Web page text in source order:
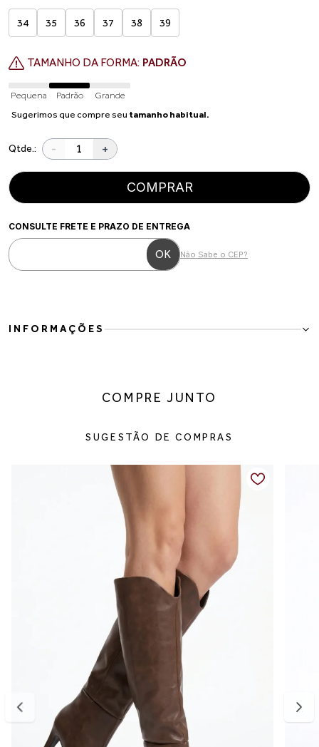
34 35 36 37 38 39
TAMANHO DA FORMA: PADRÃO
Pequena Padrão
Grande
Sugerimos que compre seu tamanho habitual.
Qtde.: - +
COMPRAR
CONSULTE FRETE E PRAZO DE ENTREGA
Não Sabe o CEP?
INFORMAÇÕES
modelo marcante e atemporal. O cano alto alongado valoriza a
para compor produções sofisticadas.
refinado. O salto fino médio traz feminilidade e estabilidade,
enquanto o bico fino alonga o visual e reforça a elegância da peça.
Ideal para combinar com vestidos, saias, alfaiataria e jeans, é uma
bota poderosa para looks modernos e elegantes em dias mais frios.
Material externo: Couro vegano
Modelo: Bota over the knee feminina
Solado: Emborrachado
Palmilha: Macia e confortável
Estilo: Elegante, sofisticado e moderno
COMPRE JUNTO
SUGESTÃO DE COMPRAS